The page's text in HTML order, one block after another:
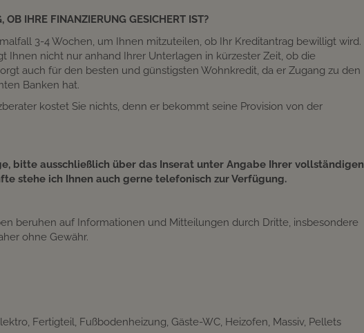
OB IHRE FINANZIERUNG GESICHERT IST?
3-4 Wochen, um Ihnen mitzuteilen, ob Ihr Kreditantrag bewilligt wird.
Ihnen nicht nur anhand Ihrer Unterlagen in kürzester Zeit, ob die
auch für den besten und günstigsten Wohnkredit, da er Zugang zu den
Banken hat.
kostet Sie nichts, denn er bekommt seine Provision von der
bitte ausschließlich über das Inserat unter Angabe Ihrer vollständigen
stehe ich Ihnen auch gerne telefonisch zur Verfügung.
beruhen auf Informationen und Mitteilungen durch Dritte, insbesondere
ohne Gewähr.
Fertigteil Fußbodenheizung Gäste-WC Heizofen Massiv Pellets